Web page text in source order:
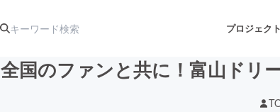
プロジェク
全国のファンと共に！富山ドリ